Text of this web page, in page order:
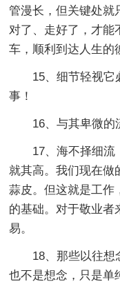
管漫长，但关键处就
对了、走好了，才能
车，顺利到达人生的
15、细节轻视它
事！
16、与其卑微的流
17、海不择细流
就其高。我们现在做
蒜皮。但这就是工作
的基础。对于敬业者
易。
18、那些以往想
也不是想念，只是单